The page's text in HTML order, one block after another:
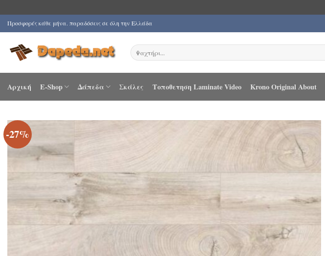
Μετάβαση
στο
περιεχόμενο
Προσφορές κάθε μήνα. παραδόσεις σε όλη την Ελλάδα
Αναζήτηση
για:
Αρχική E-Shop Δάπεδα Σκάλες Τοποθετηση Laminate Video Krono Original About
-27%